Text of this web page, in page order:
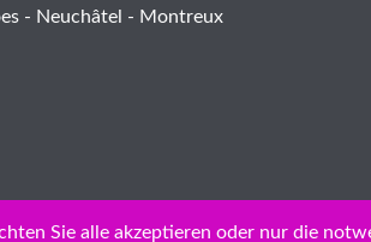
- Neuchâtel - Montreux
Sie alle akzeptieren oder nur die